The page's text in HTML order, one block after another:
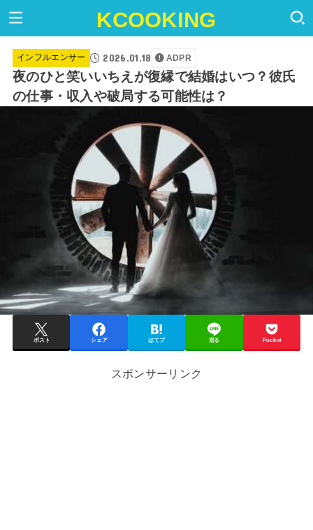
KCOOKING
インフルエンサー 2026.01.18 ADPR
夜のひと笑いいちえが復縁で結婚はいつ？彼氏
の仕事・収入や破局する可能性は？
ポスト シェア はてブ 送る Pocket
スポンサーリンク